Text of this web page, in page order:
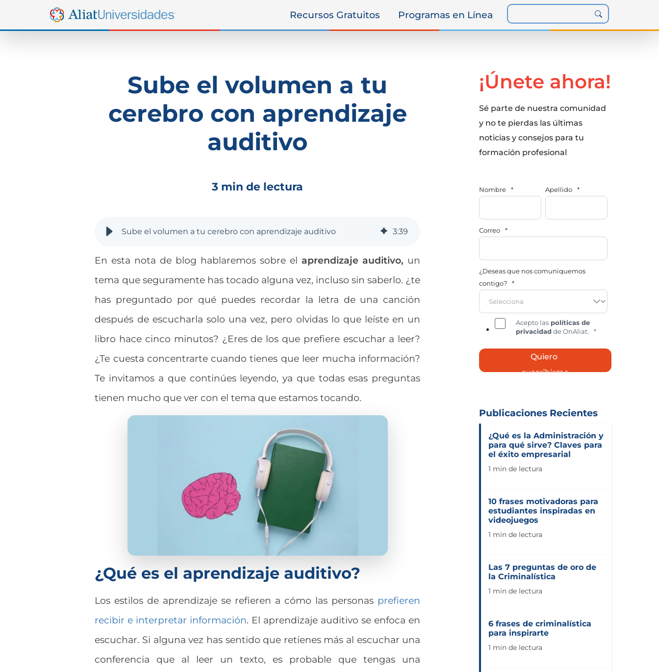
Recursos Gratuitos Programas en Línea
Sube el volumen a tu
cerebro con aprendizaje
auditivo
3 min de lectura
Sube el volumen a tu cerebro con aprendizaje auditivo 3:39
En esta nota de blog hablaremos sobre el aprendizaje auditivo, un
tema que seguramente has tocado alguna vez, incluso sin saberlo. ¿te
has preguntado por qué puedes recordar la letra de una canción
después de escucharla solo una vez, pero olvidas lo que leíste en un
libro hace cinco minutos? ¿Eres de los que prefiere escuchar a leer?
¿Te cuesta concentrarte cuando tienes que leer mucha información?
Te invitamos a que continúes leyendo, ya que todas esas preguntas
tienen mucho que ver con el tema que estamos tocando.
¿Qué es el aprendizaje auditivo?
Los estilos de aprendizaje se refieren a cómo las personas prefieren
recibir e interpretar información. El aprendizaje auditivo se enfoca en
escuchar. Si alguna vez has sentido que retienes más al escuchar una
conferencia que al leer un texto, es probable que tengas una
¡Únete ahora!
Sé parte de nuestra comunidad
y no te pierdas las últimas
noticias y consejos para tu
formación profesional
Nombre * Apellido *
Correo *
¿Deseas que nos comuniquemos
contigo?
*
Acepto las políticas de
privacidad de OnAliat. *
Publicaciones Recientes
¿Qué es la Administración y
para qué sirve? Claves para
el éxito empresarial
1 min de lectura
10 frases motivadoras para
estudiantes inspiradas en
videojuegos
1 min de lectura
Las 7 preguntas de oro de
la Criminalística
1 min de lectura
6 frases de criminalística
para inspirarte
1 min de lectura